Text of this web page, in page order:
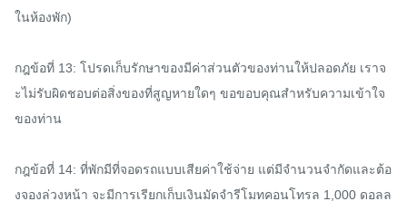
ในห้องพัก)
กฎข้อที่ 13: โปรดเก็บรักษาของมีค่าส่วนตัวของท่านให้ปลอดภัย เราจ
ะไม่รับผิดชอบต่อสิ่งของที่สูญหายใดๆ ขอขอบคุณสำหรับความเข้าใจ
ของท่าน
กฎข้อที่ 14: ที่พักมีที่จอดรถแบบเสียค่าใช้จ่าย แต่มีจำนวนจำกัดและต้อ
งจองล่วงหน้า จะมีการเรียกเก็บเงินมัดจำรีโมทคอนโทรล 1,000 ดอลล